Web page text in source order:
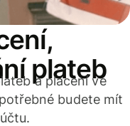
plateb
a placení ve
budete mít